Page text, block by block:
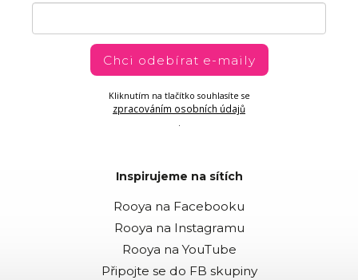
Chci odebírat e-maily
Kliknutím na tlačítko souhlasíte se
zpracováním osobních údajů
.
Inspirujeme na sítích
Rooya na Facebooku
Rooya na Instagramu
Rooya na YouTube
Připojte se do FB skupiny